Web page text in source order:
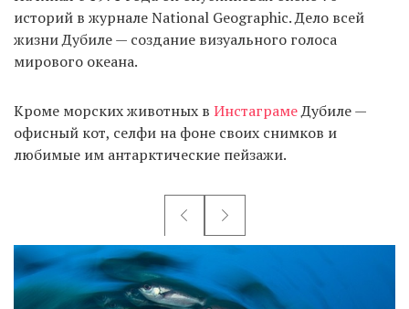
историй в журнале National Geographic. Дело всей
жизни Дубиле — создание визуального голоса
мирового океана.
Кроме морских животных в ИнстаграмеДубиле —
офисный кот, селфи на фоне своих снимков и
любимые им антарктические пейзажи.